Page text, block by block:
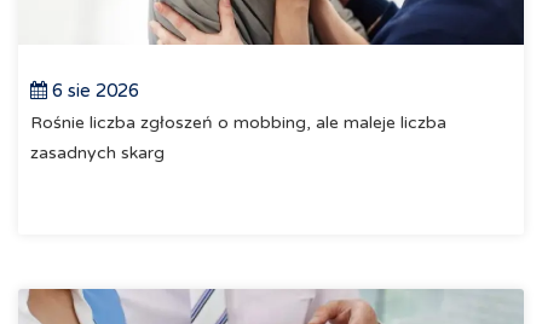
6 sie 2026
Rośnie liczba zgłoszeń o mobbing, ale maleje liczba
zasadnych skarg